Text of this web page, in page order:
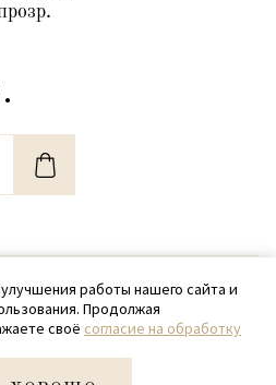
2026 SamPack
699-97-87
работы нашего сайта и
Продолжая
своё согласие на обработку